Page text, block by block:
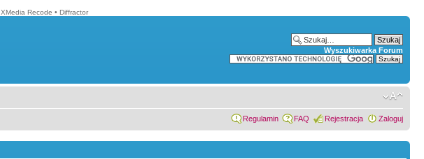
XMedia Recode • Diffractor
Wyszukiwarka Forum
Regulamin FAQ Rejestracja Zaloguj